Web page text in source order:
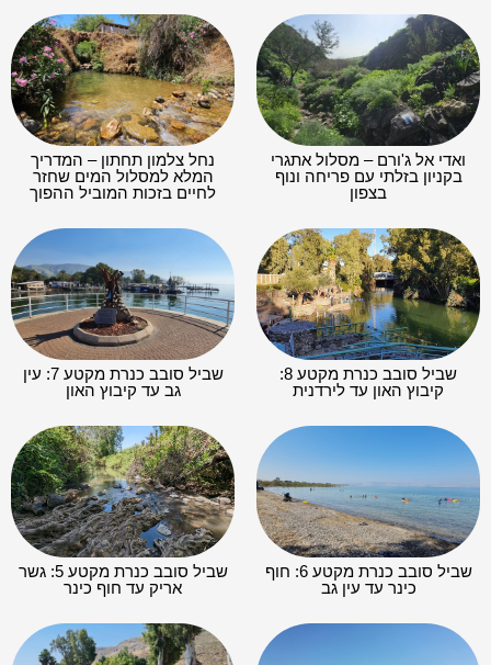
ואדי אל ג'ורם – מסלול אתגרי
בקניון בזלתי עם פריחה ונוף
בצפון
נחל צלמון תחתון – המדריך
המלא למסלול המים שחזר
לחיים בזכות המוביל ההפוך
שביל סובב כנרת מקטע 8:
קיבוץ האון עד לירדנית
שביל סובב כנרת מקטע 7: עין
גב עד קיבוץ האון
שביל סובב כנרת מקטע 6: חוף
כינר עד עין גב
שביל סובב כנרת מקטע 5: גשר
אריק עד חוף כינר